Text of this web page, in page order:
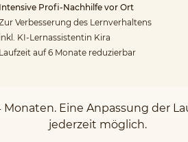
Intensive Profi-Nachhilfe vor Ort
Verbesserung des Lernverhaltens
inkl. KI-Lernassistentin Kira
Laufzeit auf 6 Monate reduzierbar
Eine Anpassung der
jederzeit möglich.